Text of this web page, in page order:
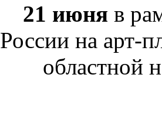
21 июня в
России на арт-
областной